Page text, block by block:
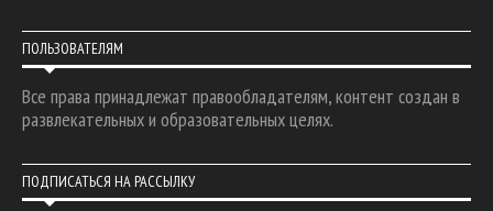
ПОЛЬЗОВАТЕЛЯМ
Все права принадлежат правообладателям, контент создан в
развлекательных и образовательных целях.
ПОДПИСАТЬСЯ НА РАССЫЛКУ